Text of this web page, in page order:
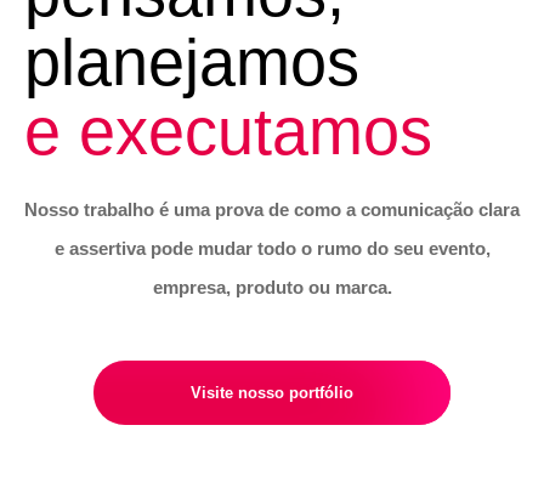
planejamos
e executamos
Nosso trabalho é uma prova de como a comunicação clara
e assertiva pode mudar todo o rumo do seu evento,
empresa, produto ou marca.
Visite nosso portfólio